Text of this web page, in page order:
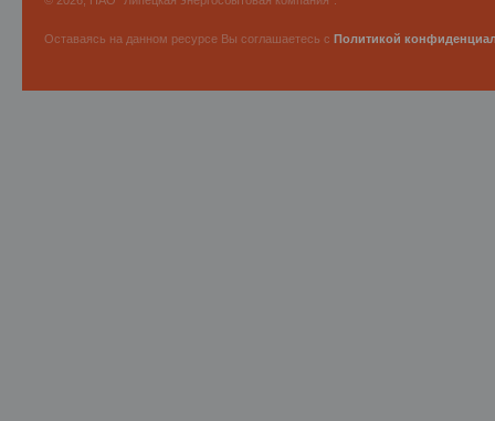
Оставаясь на данном ресурсе Вы соглашаетесь с Политикой